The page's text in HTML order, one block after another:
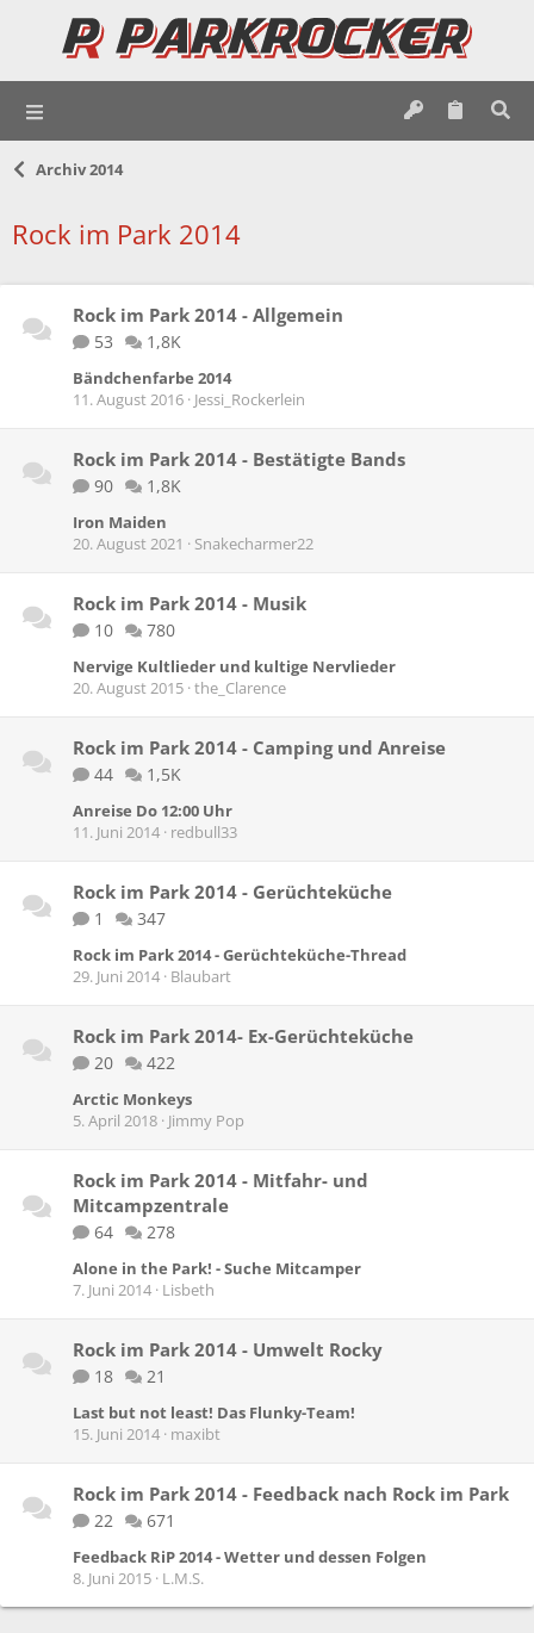
Archiv 2014
Rock im Park 2014
Rock im Park 2014 - Allgemein
53 1,8K
Bändchenfarbe 2014
11. August 2016 Jessi_Rockerlein
Rock im Park 2014 - Bestätigte Bands
90 1,8K
Iron Maiden
20. August 2021
Snakecharmer22
Rock im Park 2014 - Musik
10 780
Nervige Kultlieder und kultige Nervlieder
20. August 2015 the_Clarence
Rock im Park 2014 - Camping und Anreise
44 1,5K
Anreise Do 12:00 Uhr
11. Juni 2014 redbull33
Rock im Park 2014 - Gerüchteküche
1 347
Rock im Park 2014 - Gerüchteküche-Thread
29. Juni 2014 Blaubart
Rock im Park 2014- Ex-Gerüchteküche
20 422
Arctic Monkeys
5. April 2018 Jimmy Pop
Rock im Park 2014 - Mitfahr- und
Mitcampzentrale
64 278
Alone in the Park! - Suche Mitcamper
7. Juni 2014 Lisbeth
Rock im Park 2014 - Umwelt Rocky
18 21
Last but not least! Das Flunky-Team!
15. Juni 2014 maxibt
Rock im Park 2014 - Feedback nach Rock im Park
22 671
Feedback RiP 2014 - Wetter und dessen Folgen
8. Juni 2015 L.M.S.